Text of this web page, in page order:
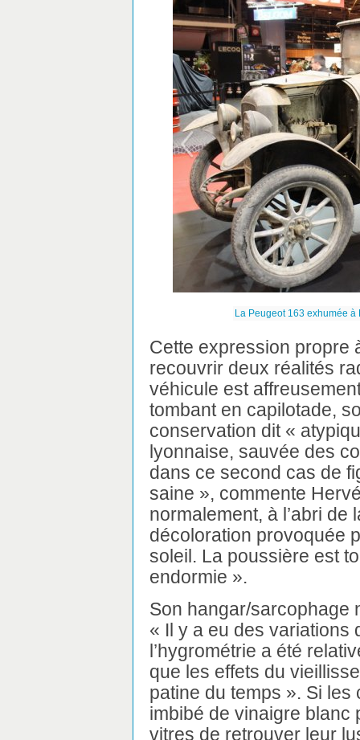
La Peugeot 163 exhumée
Cette expression propre
recouvrir deux réalités
véhicule est
tombant en capilotade,
conservation dit «
lyonnaise, sauvée des
dans ce second cas de
saine », commente
normalement, à l’abri de
décoloration provoquée
soleil. La poussière est
endormie ».
Son hangar/sarcophage
« Il y a eu des variations
l’hygrométrie a été
que les effets du
patine du temps ». Si
imbibé de vinaigre blanc
vitres de retrouver leur